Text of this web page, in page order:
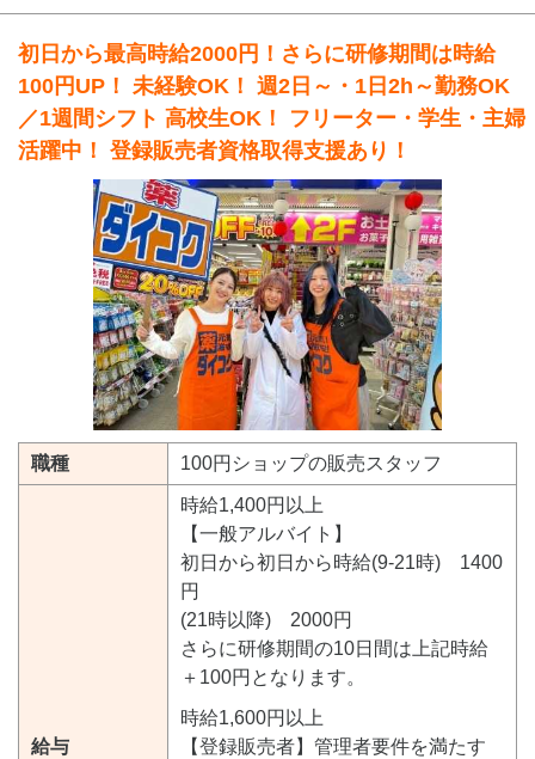
初日から最高時給2000円！さらに研修期間は時給
100円UP！ 未経験OK！ 週2日～・1日2h～勤務OK
／1週間シフト 高校生OK！ フリーター・学生・主婦
活躍中！ 登録販売者資格取得支援あり！
職種 100円ショップの販売スタッフ
給与
時給1,400円以上
【一般アルバイト】
初日から初日から時給(9-21時) 1400
円
(21時以降) 2000円
さらに研修期間の10日間は上記時給
＋100円となります。
時給1,600円以上
【登録販売者】管理者要件を満たす